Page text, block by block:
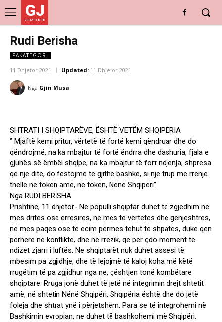
GJ
DRITARE E RE
Rudi Berisha
PAKATEGORI
11 Dhjetor 2021 Updated: 11 Dhjetor 2021
Nga Gjin Musa
SHTRATI I SHQIPTARËVE, ËSHTË VETËM SHQIPËRIA
‘’ Mjaftë kemi pritur, vërtetë të fortë kemi qëndruar dhe do
qëndrojmë, na ka mbajtur të fortë ëndrra dhe dashuria, fjala e
gjuhës së ëmbël shqipe, na ka mbajtur të fort ndjenja, shpresa
që një ditë, do festojmë të gjithë bashkë, si një trup më rrënje
thellë në tokën amë, në tokën, Nënë Shqipëri’’.
Nga RUDI BERISHA
Prishtinë, 11 dhjetor- Ne populli shqiptar duhet të zgjedhim në
mes dritës ose errësirës, në mes të vërtetës dhe gënjeshtrës,
në mes paqes ose të ecim përmes tehut të shpatës, duke qen
përherë në konflikte, dhe në rrezik, qe për çdo moment të
ndizet zjarri i luftës. Ne shqiptarët nuk duhet assesi të
mbesim pa zgjidhje, dhe të lejojmë të kaloj koha më këtë
rrugëtim të pa zgjidhur nga ne, çështjen tonë kombëtare
shqiptare. Rruga jonë duhet të jetë në integrimin drejt shtetit
amë, në shtetin Nënë Shqipëri, Shqipëria është dhe do jetë
foleja dhe shtrat ynë i përjetshëm. Para se të integrohemi në
Bashkimin evropian, ne duhet të bashkohemi më Shqipëri.